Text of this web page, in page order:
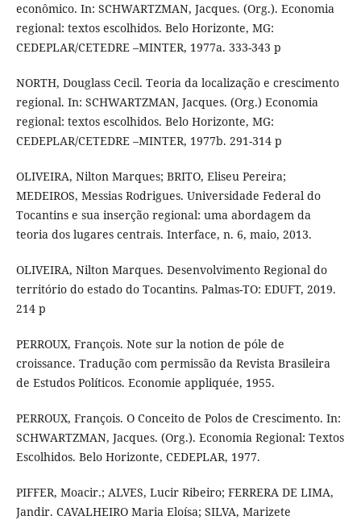
econômico. In: SCHWARTZMAN, Jacques. (Org.). Economia
regional: textos escolhidos. Belo Horizonte, MG:
CEDEPLAR/CETEDRE –MINTER, 1977a. 333-343 p
NORTH, Douglass Cecil. Teoria da localização e crescimento
regional. In: SCHWARTZMAN, Jacques. (Org.) Economia
regional: textos escolhidos. Belo Horizonte, MG:
CEDEPLAR/CETEDRE –MINTER, 1977b. 291-314 p
OLIVEIRA, Nilton Marques; BRITO, Eliseu Pereira;
MEDEIROS, Messias Rodrigues. Universidade Federal do
Tocantins e sua inserção regional: uma abordagem da
teoria dos lugares centrais. Interface, n. 6, maio, 2013.
OLIVEIRA, Nilton Marques. Desenvolvimento Regional do
território do estado do Tocantins. Palmas-TO: EDUFT, 2019.
214 p
PERROUX, François. Note sur la notion de póle de
croissance. Tradução com permissão da Revista Brasileira
de Estudos Políticos. Economie appliquée, 1955.
PERROUX, François. O Conceito de Polos de Crescimento. In:
SCHWARTZMAN, Jacques. (Org.). Economia Regional: Textos
Escolhidos. Belo Horizonte, CEDEPLAR, 1977.
PIFFER, Moacir.; ALVES, Lucir Ribeiro; FERRERA DE LIMA,
Jandir. CAVALHEIRO Maria Eloísa; SILVA, Marizete